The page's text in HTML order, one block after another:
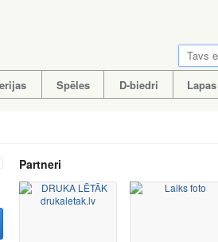
Spēles D-biedri Lapas
Partneri